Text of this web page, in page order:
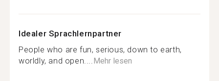
Idealer Sprachlernpartner
People who are fun, serious, down to earth,
worldly, and open....Mehr lesen